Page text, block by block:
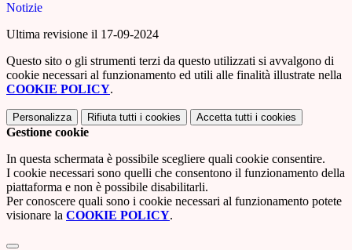
Notizie
Ultima revisione il 17-09-2024
Questo sito o gli strumenti terzi da questo utilizzati si avvalgono di
cookie necessari al funzionamento ed utili alle finalità illustrate nella
COOKIE POLICY.
Personalizza Rifiuta tutti i cookies Accetta tutti i cookies
Gestione cookie
In questa schermata è possibile scegliere quali cookie consentire.
I cookie necessari sono quelli che consentono il funzionamento della
piattaforma e non è possibile disabilitarli.
Per conoscere quali sono i cookie necessari al funzionamento potete
visionare la COOKIE POLICY.